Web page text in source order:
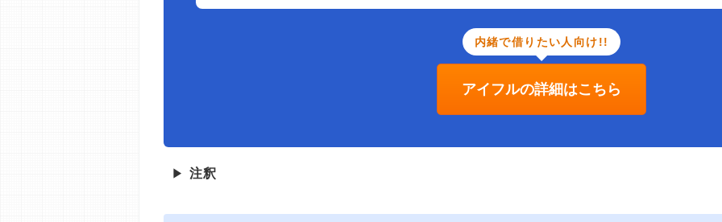
内緒で借りたい人向け!!
アイフルの詳細はこちら
▶ 注釈